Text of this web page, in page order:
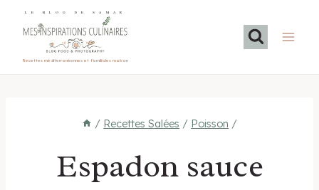
LE BLOG DE SAMAR
Recettes méditerranéennes et familiales maison
/ Recettes Salées / Poisson /
Espadon sauce